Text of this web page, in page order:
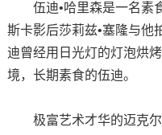
伍迪•哈里森是一名素
斯卡影后莎莉兹•塞隆与他
迪曾经用日光灯的灯泡烘
境，长期素食的伍迪。
极富艺术才华的迈克